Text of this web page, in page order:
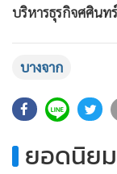
บริหารธุรกิจศศินท
บางจาก
ยอดนิยม